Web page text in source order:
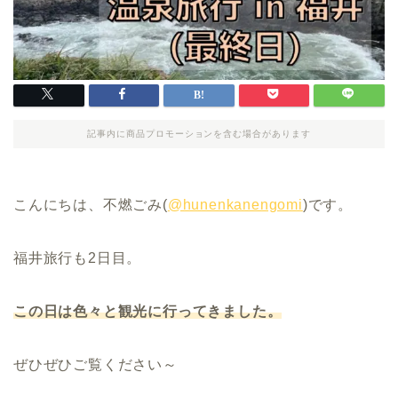
記事内に商品プロモーションを含む場合があります
こんにちは、不燃ごみ(@hunenkanengomi)です。
福井旅行も2日目。
この日は色々と観光に行ってきました。
ぜひぜひご覧ください～